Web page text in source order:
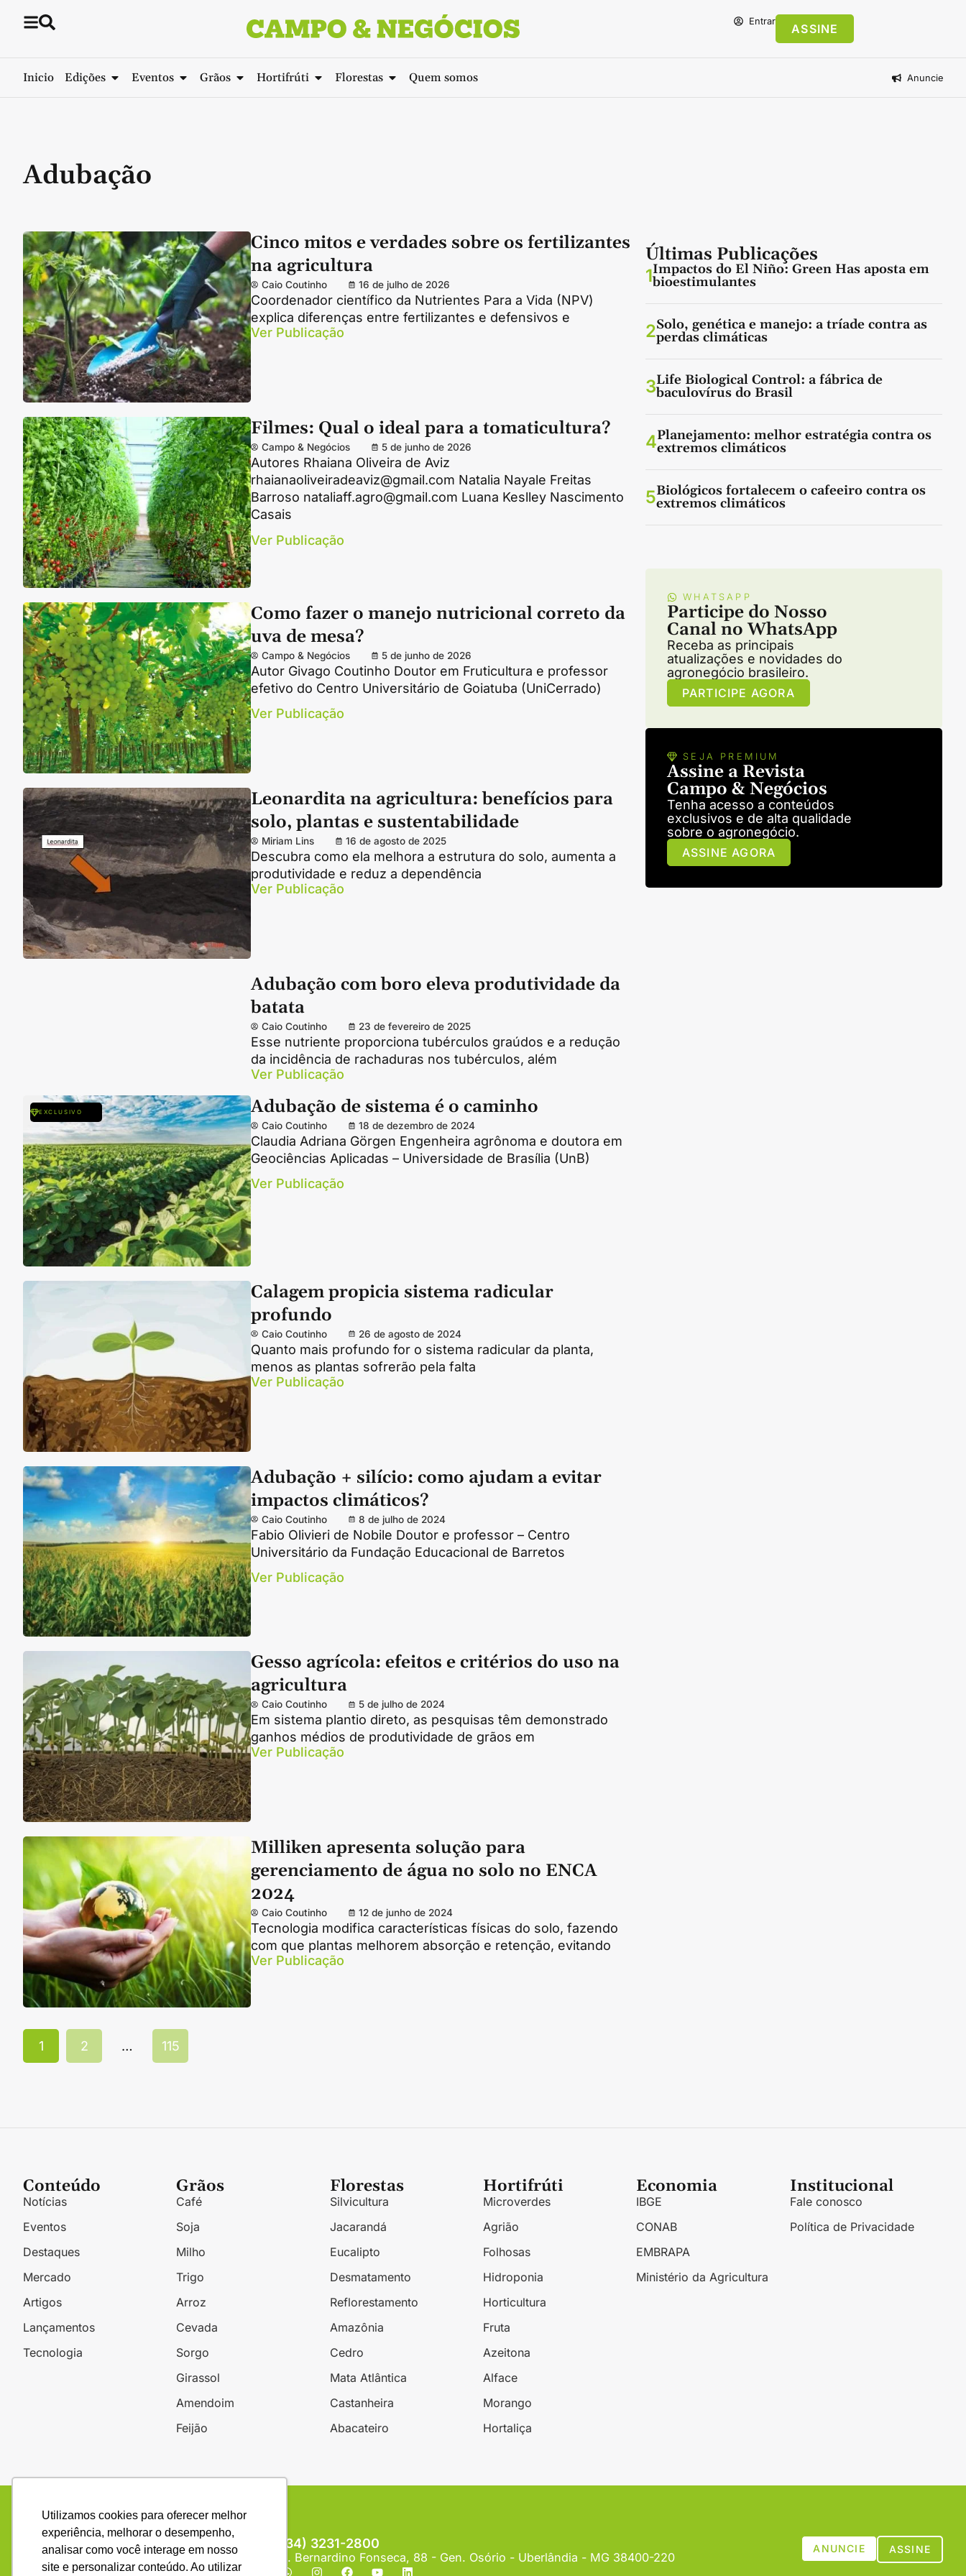
Utilizamos cookies para oferecer melhor
experiência, melhorar o desempenho,
analisar como você interage em nosso
site e personalizar conteúdo. Ao utilizar
Entrar
ASSINE
Inicio Edições Eventos Grãos Hortifrúti Florestas Quem somos Anuncie
Adubação
Cinco mitos e verdades sobre os fertilizantes
na agricultura
Caio Coutinho 16 de julho de 2026
Coordenador científico da Nutrientes Para a Vida (NPV)
explica diferenças entre fertilizantes e defensivos e
Ver Publicação
Filmes: Qual o ideal para a tomaticultura?
Campo & Negócios 5 de junho de 2026
Autores Rhaiana Oliveira de Aviz
rhaianaoliveiradeaviz@gmail.com Natalia Nayale Freitas
Barroso nataliaff.agro@gmail.com Luana Keslley Nascimento
Casais
Ver Publicação
Como fazer o manejo nutricional correto da
uva de mesa?
Campo & Negócios 5 de junho de 2026
Autor Givago Coutinho Doutor em Fruticultura e professor
efetivo do Centro Universitário de Goiatuba (UniCerrado)
Ver Publicação
Leonardita na agricultura: benefícios para
solo, plantas e sustentabilidade
Miriam Lins 16 de agosto de 2025
Descubra como ela melhora a estrutura do solo, aumenta a
produtividade e reduz a dependência
Ver Publicação
Adubação com boro eleva produtividade da
batata
Caio Coutinho 23 de fevereiro de 2025
Esse nutriente proporciona tubérculos graúdos e a redução
da incidência de rachaduras nos tubérculos, além
Ver Publicação
EXCLUSIVO Adubação de sistema é o caminho
Caio Coutinho 18 de dezembro de 2024
Claudia Adriana Görgen Engenheira agrônoma e doutora em
Geociências Aplicadas – Universidade de Brasília (UnB)
Ver Publicação
Calagem propicia sistema radicular
profundo
Caio Coutinho 26 de agosto de 2024
Quanto mais profundo for o sistema radicular da planta,
menos as plantas sofrerão pela falta
Ver Publicação
Adubação + silício: como ajudam a evitar
impactos climáticos?
Caio Coutinho 8 de julho de 2024
Fabio Olivieri de Nobile Doutor e professor – Centro
Universitário da Fundação Educacional de Barretos
Ver Publicação
Gesso agrícola: efeitos e critérios do uso na
agricultura
Caio Coutinho 5 de julho de 2024
Em sistema plantio direto, as pesquisas têm demonstrado
ganhos médios de produtividade de grãos em
Ver Publicação
Milliken apresenta solução para
gerenciamento de água no solo no ENCA
2024
Caio Coutinho 12 de junho de 2024
Tecnologia modifica características físicas do solo, fazendo
com que plantas melhorem absorção e retenção, evitando
Ver Publicação
1 2 … 115
Últimas Publicações
1Impactos do El Niño: Green Has aposta em
bioestimulantes
2Solo, genética e manejo: a tríade contra as
perdas climáticas
3Life Biological Control: a fábrica de
baculovírus do Brasil
4Planejamento: melhor estratégia contra os
extremos climáticos
5Biológicos fortalecem o cafeeiro contra os
extremos climáticos
WHATSAPP
Participe do Nosso
Canal no WhatsApp
Receba as principais
atualizações e novidades do
agronegócio brasileiro.
PARTICIPE AGORA
SEJA PREMIUM
Assine a Revista
Campo & Negócios
Tenha acesso a conteúdos
exclusivos e de alta qualidade
sobre o agronegócio.
ASSINE AGORA
Conteúdo
Notícias
Eventos
Destaques
Mercado
Artigos
Lançamentos
Tecnologia
Grãos
Café
Soja
Milho
Trigo
Arroz
Cevada
Sorgo
Girassol
Amendoim
Feijão
Florestas
Silvicultura
Jacarandá
Eucalipto
Desmatamento
Reflorestamento
Amazônia
Cedro
Mata Atlântica
Castanheira
Abacateiro
Hortifrúti
Microverdes
Agrião
Folhosas
Hidroponia
Horticultura
Fruta
Azeitona
Alface
Morango
Hortaliça
Economia
IBGE
CONAB
EMBRAPA
Ministério da Agricultura
Institucional
Fale conosco
Política de Privacidade
(34) 3231-2800
R. Bernardino Fonseca, 88 - Gen. Osório - Uberlândia - MG 38400-220
ASSINE
ANUNCIE